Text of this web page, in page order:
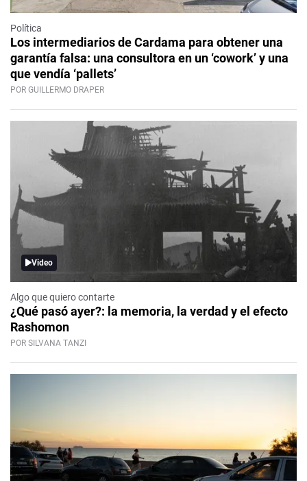
Política
Los intermediarios de Cardama para obtener una
garantía falsa: una consultora en un ‘cowork’ y una
que vendía ‘pallets’
POR GUILLERMO DRAPER
Video
Algo que quiero contarte
¿Qué pasó ayer?: la memoria, la verdad y el efecto
Rashomon
POR SILVANA TANZI